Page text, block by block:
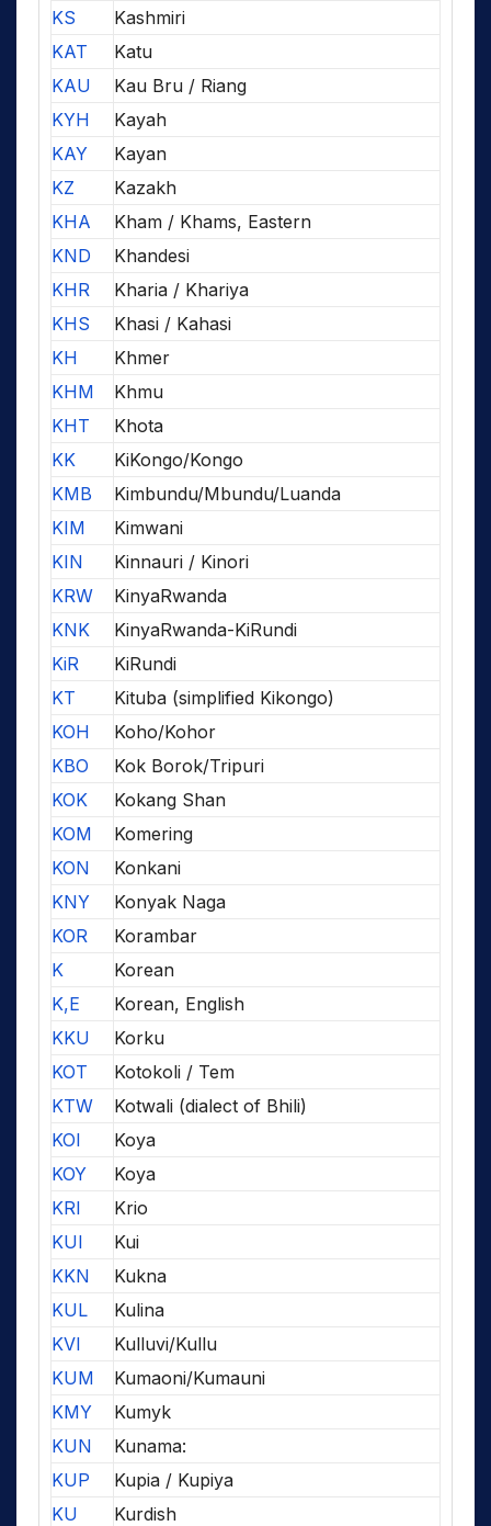
KS
Kashmiri
KAT
Katu
KAU
Kau Bru / Riang
KYH
Kayah
KAY
Kayan
KZ
Kazakh
KHA
Kham / Khams, Eastern
KND
Khandesi
KHR
Kharia / Khariya
KHS
Khasi / Kahasi
KH
Khmer
KHM
Khmu
KHT
Khota
KK
KiKongo/Kongo
KMB
Kimbundu/Mbundu/Luanda
KIM
Kimwani
KIN
Kinnauri / Kinori
KRW
KinyaRwanda
KNK
KinyaRwanda-KiRundi
KiR
KiRundi
KT
Kituba (simplified Kikongo)
KOH
Koho/Kohor
KBO
Kok Borok/Tripuri
KOK
Kokang Shan
KOM
Komering
KON
Konkani
KNY
Konyak Naga
KOR
Korambar
K
Korean
K,E
Korean, English
KKU
Korku
KOT
Kotokoli / Tem
KTW
Kotwali (dialect of Bhili)
KOI
Koya
KOY
Koya
KRI
Krio
KUI
Kui
KKN
Kukna
KUL
Kulina
KVI
Kulluvi/Kullu
KUM
Kumaoni/Kumauni
KMY
Kumyk
KUN
Kunama:
KUP
Kupia / Kupiya
KU
Kurdish